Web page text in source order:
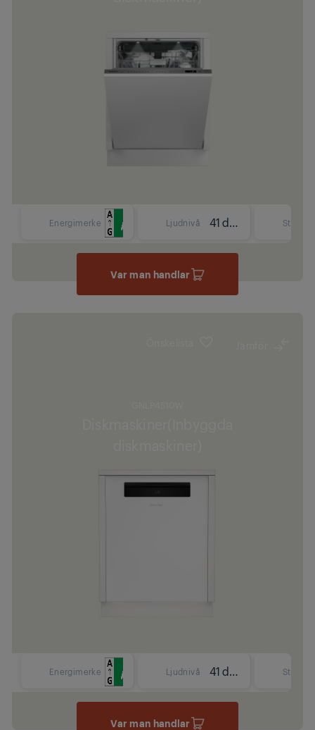
Energimerke Ljudnivå 41 dBA Storlek
Var man handlar
Energimerke Ljudnivå 41 dBA Storlek
Var man handlar